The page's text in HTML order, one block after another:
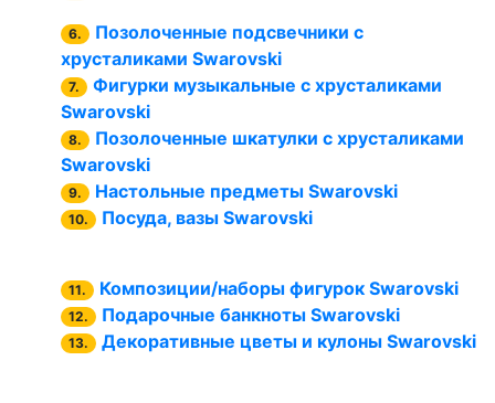
6.
Позолоченные подсвечники с
хрусталиками Swarovski
7.
Фигурки музыкальные с хрусталиками
Swarovski
8.
Позолоченные шкатулки с хрусталиками
Swarovski
9. Настольные предметы Swarovski
10. Посуда, вазы Swarovski
11. Композиции/наборы фигурок Swarovski
12. Подарочные банкноты Swarovski
13. Декоративные цветы и кулоны Swarovski